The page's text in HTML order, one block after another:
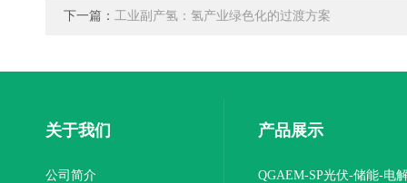
下一篇： 工业副产氢：氢产业绿色化的过渡方案
关于我们
公司简介
产品展示
QGAEM-SP光伏-储能-电